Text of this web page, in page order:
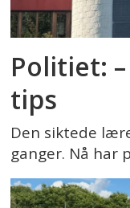
Politiet:
tips
Den siktede
ganger. Nå har